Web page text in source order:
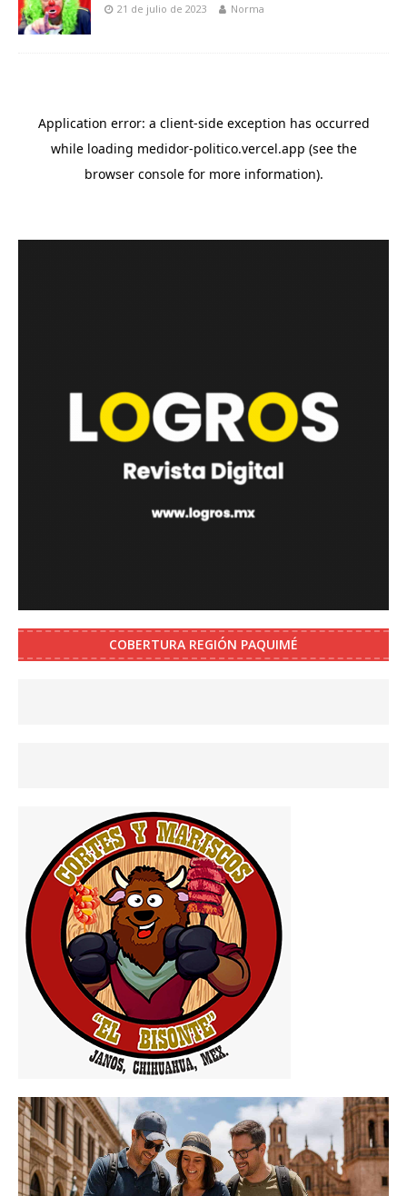
21 de julio de 2023 Norma
COBERTURA REGIÓN PAQUIMÉ